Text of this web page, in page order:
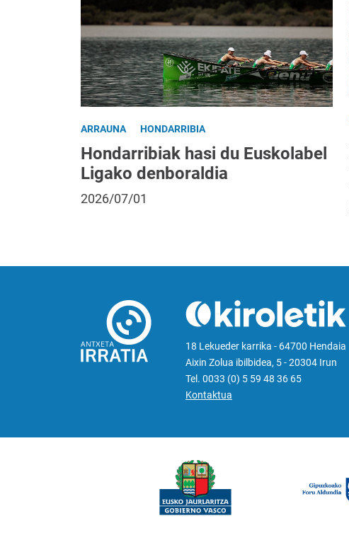
ARRAUNA HONDARRIBIA
Hondarribiak hasi du Euskolabel
Ligako denboraldia
2026/07/01
18 Lekueder karrika - 64700 Hendaia
Aixin Zolua ibilbidea, 5 - 20304 Irun
Tel. 0033 (0) 5 59 48 36 65
Kontaktua